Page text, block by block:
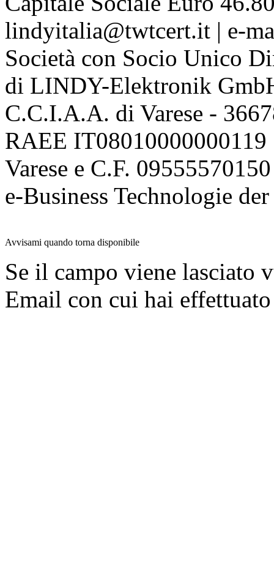
lindyitalia@twtcert.it | e-
Società con Socio Unico
di LINDY-Elektronik
C.C.I.A.A. di Varese -
RAEE
Varese e C.F. 09555570150
e-Business Technologie
Avvisami quando torna disponibile
Se il campo viene lasciato
Email con cui hai